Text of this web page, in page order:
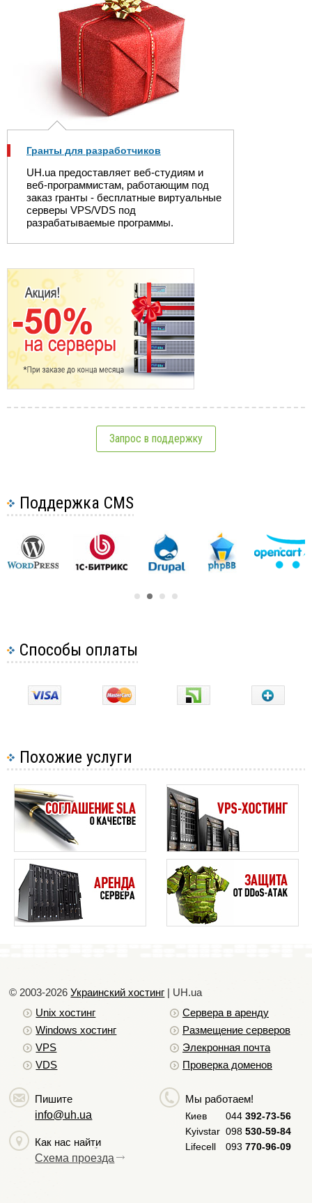
Гранты для разработчиков
UH.ua предоставляет веб-студиям и
веб-программистам, работающим под
заказ гранты - бесплатные виртуальные
серверы VPS/VDS под
разрабатываемые программы.
Запрос в поддержку
Поддержка CMS
Способы оплаты
Похожие услуги
© 2003-2026Украинский хостинг | UH.ua
Unix хостинг
Windows хостинг
VPS
VDS
Сервера в аренду
Размещение серверов
Элекронная почта
Проверка доменов
Пишите
info@uh.ua
Как нас найти
Схема проезда
Мы работаем!
Киев 044 392-73-56
Kyivstar 098 530-59-84
Lifecell
093 770-96-09